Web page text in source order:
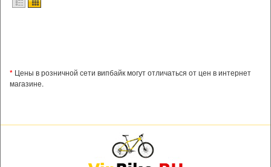
* Цены в розничной сети випбайк могут отличаться от цен в интернет
магазине.